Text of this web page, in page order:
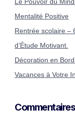
Mentalité Positive
Rentrée scolaire –
d’Étude Motivant.
Décoration en
Vacances à Votre